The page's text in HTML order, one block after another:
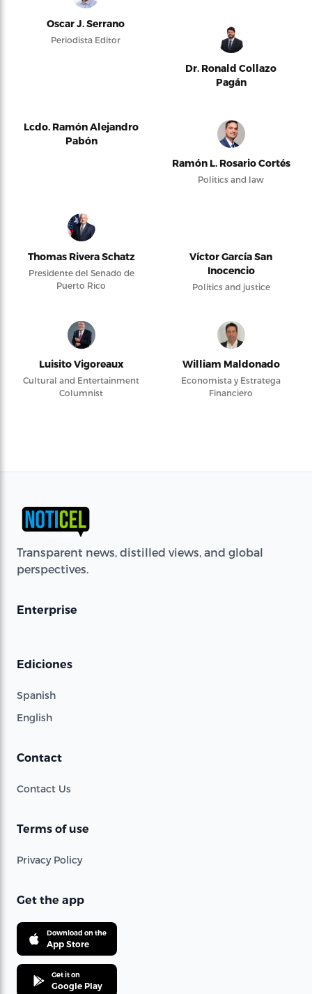
Oscar J. Serrano
Periodista Editor
Dr. Ronald Collazo
Pagán
Lcdo. Ramón Alejandro
Pabón
Ramón L. Rosario Cortés
Politics and law
Thomas Rivera Schatz
Presidente del Senado de
Puerto Rico
Víctor García San
Inocencio
Politics and justice
Luisito Vigoreaux
Cultural and Entertainment
Columnist
William Maldonado
Economista y Estratega
Financiero
Transparent news, distilled views, and global
perspectives.
Enterprise
Ediciones
Spanish
English
Contact
Contact Us
Terms of use
Privacy Policy
Get the app
Download on the
App Store
Get it on
Google Play